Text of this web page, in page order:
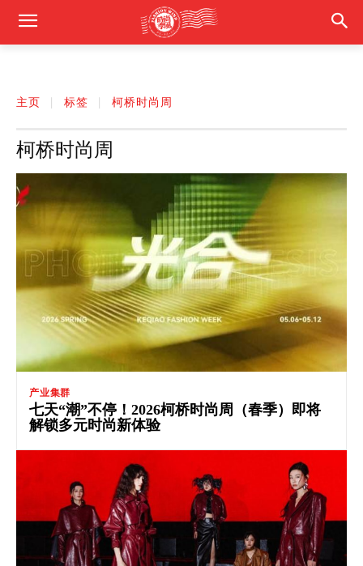
主页 标签 柯桥时尚周
柯桥时尚周
产业集群
七天“潮”不停！2026柯桥时尚周（春季）即将
解锁多元时尚新体验